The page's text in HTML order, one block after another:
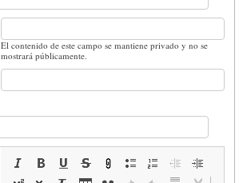
El contenido de este campo se mantiene privado y no se
mostrará públicamente.